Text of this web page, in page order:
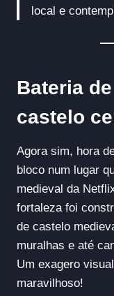
local e
Bateria
castelo
Agora sim, hora
bloco num lugar
medieval da
fortaleza foi
de castelo
muralhas e até
Um exagero
maravilhoso!